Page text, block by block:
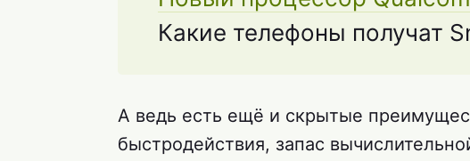
Какие телефоны получат
А ведь есть ещё и скрытые
быстродействия, запас